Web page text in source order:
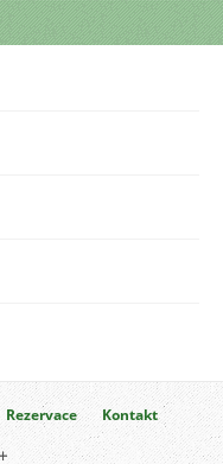
Rezervace Kontakt